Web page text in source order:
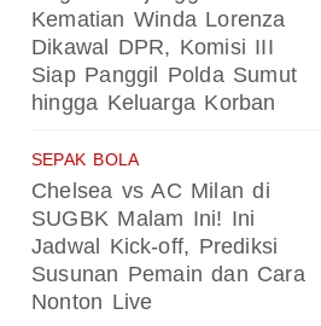
Kematian Winda Lorenza
Dikawal DPR, Komisi III
Siap Panggil Polda Sumut
hingga Keluarga Korban
SEPAK BOLA
Chelsea vs AC Milan di
SUGBK Malam Ini! Ini
Jadwal Kick-off, Prediksi
Susunan Pemain dan Cara
Nonton Live